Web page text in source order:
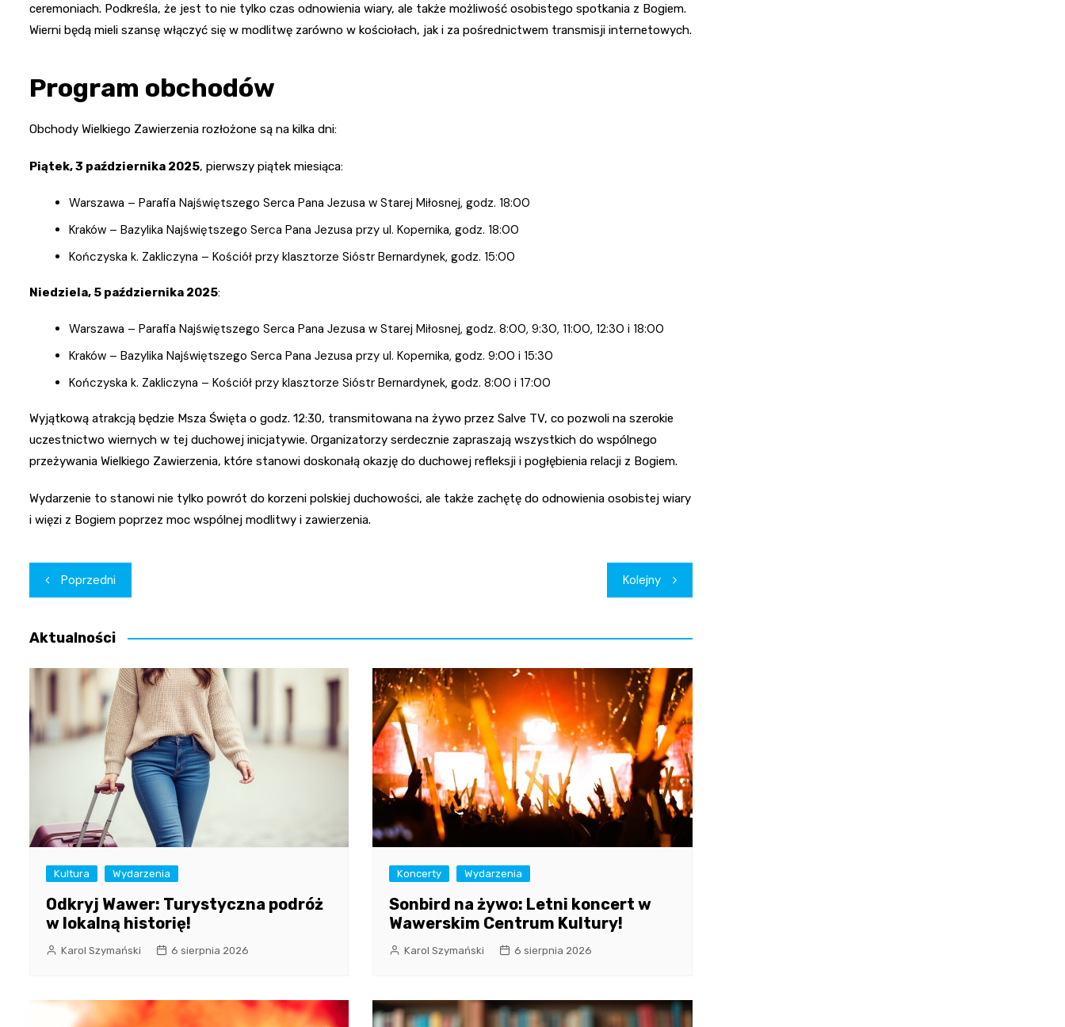
ceremoniach. Podkreśla, że jest to nie tylko czas odnowienia wiary, ale także możliwość osobistego spotkania z Bogiem.
Wierni będą mieli szansę włączyć się w modlitwę zarówno w kościołach, jak i za pośrednictwem transmisji internetowych.
Program obchodów
Obchody Wielkiego Zawierzenia rozłożone są na kilka dni:
Piątek, 3 października 2025, pierwszy piątek miesiąca:
Warszawa – Parafia Najświętszego Serca Pana Jezusa w Starej Miłosnej, godz. 18:00
Kraków – Bazylika Najświętszego Serca Pana Jezusa przy ul. Kopernika, godz. 18:00
Kończyska k. Zakliczyna – Kościół przy klasztorze Sióstr Bernardynek, godz. 15:00
Niedziela, 5 października 2025:
Warszawa – Parafia Najświętszego Serca Pana Jezusa w Starej Miłosnej, godz. 8:00, 9:30, 11:00, 12:30 i 18:00
Kraków – Bazylika Najświętszego Serca Pana Jezusa przy ul. Kopernika, godz. 9:00 i 15:30
Kończyska k. Zakliczyna – Kościół przy klasztorze Sióstr Bernardynek, godz. 8:00 i 17:00
Wyjątkową atrakcją będzie Msza Święta o godz. 12:30, transmitowana na żywo przez Salve TV, co pozwoli na szerokie
uczestnictwo wiernych w tej duchowej inicjatywie. Organizatorzy serdecznie zapraszają wszystkich do wspólnego
przeżywania Wielkiego Zawierzenia, które stanowi doskonałą okazję do duchowej refleksji i pogłębienia relacji z Bogiem.
Wydarzenie to stanowi nie tylko powrót do korzeni polskiej duchowości, ale także zachętę do odnowienia osobistej wiary
i więzi z Bogiem poprzez moc wspólnej modlitwy i zawierzenia.
Nawigacja
wpisu
Poprzedni Kolejny
Aktualności
Kultura Wydarzenia
Odkryj Wawer: Turystyczna podróż
w lokalną historię!
Karol Szymański 6 sierpnia 2026
Koncerty Wydarzenia
Sonbird na żywo: Letni koncert w
Wawerskim Centrum Kultury!
Karol Szymański 6 sierpnia 2026